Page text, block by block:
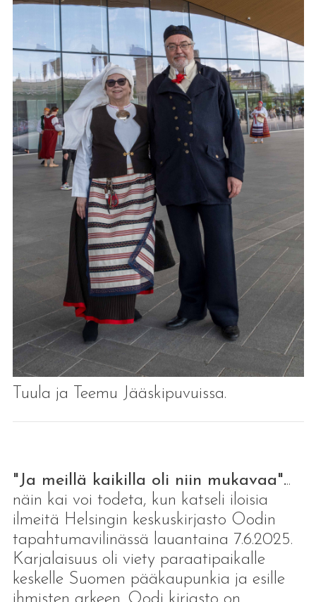
Tuula ja Teemu Jääskipuvuissa.
"Ja meillä kaikilla oli niin mukavaa"...
näin kai voi todeta, kun katseli iloisia
ilmeitä Helsingin keskuskirjasto Oodin
tapahtumavilinässä lauantaina 7.6.2025.
Karjalaisuus oli viety paraatipaikalle
keskelle Suomen pääkaupunkia ja esille